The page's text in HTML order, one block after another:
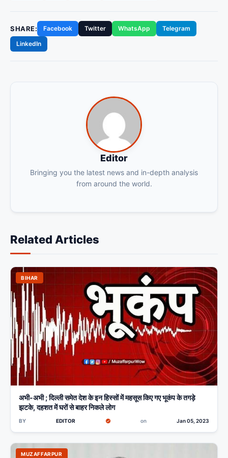
SHARE: Facebook Twitter WhatsApp
Telegram
LinkedIn
Editor
Bringing you the latest news and in-depth analysis
from around the world.
Related Articles
BIHAR
अभी-अभी ; दिल्ली समेत देश के इन हिस्सों में महसूस किए गए भूकंप के तगड़े
झटके, दहशत में घरों से बाहर निकले लोग
BY EDITOR on Jan 05, 2023
MUZAFFARPUR